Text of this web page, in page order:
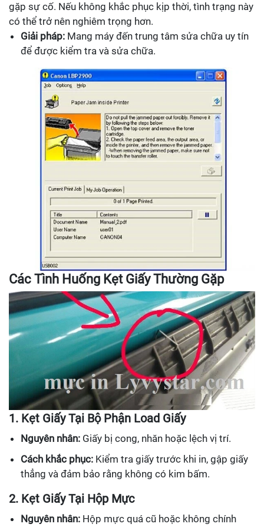
gặp sự cố. Nếu không khắc phục kịp thời, tình trạng này
có thể trở nên nghiêm trọng hơn.
Giải pháp: Mang máy đến trung tâm sửa chữa uy tín
để được kiểm tra và sửa chữa.
Các Tình Huống Kẹt Giấy Thường Gặp
1. Kẹt Giấy Tại Bộ Phận Load Giấy
Nguyên nhân: Giấy bị cong, nhăn hoặc lệch vị trí.
Cách khắc phục: Kiểm tra giấy trước khi in, gập giấy
thẳng và đảm bảo rằng không có kim bấm.
2. Kẹt Giấy Tại Hộp Mực
Nguyên nhân: Hộp mực quá cũ hoặc không chính